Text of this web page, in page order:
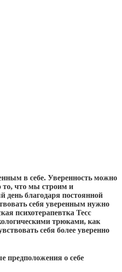
в себе. Уверенность можно
что мы строим и
день благодаря постоянной
себя уверенным нужно
психотерапевтка Тесс
трюками, как
себя более уверенно
предположения о себе